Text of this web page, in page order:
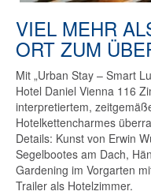
VIEL MEHR
ORT ZUM
Mit „Urban Stay – Smart
Hotel Daniel Vienna 116
interpretiertem,
Hotelkettencharmes
Details: Kunst von Erwin
Segelbootes am Dach,
Gardening im Vorgarten
Trailer als Hotelzimmer.